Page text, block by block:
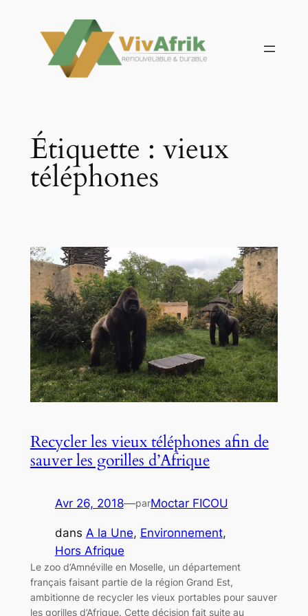
contenu
Étiquette : vieux
téléphones
Recycler les vieux téléphones afin de
sauver les gorilles d’Afrique
Avr 26, 2018—parMoctar FICOU
dans A la Une, Environnement
Hors Afrique
Le zoo d’Amnéville en Moselle, un département
français faisant partie de la région Grand Est,
ambitionne de recycler les vieux portables pour sauver
les gorilles d’Afrique. Cette décision fait suite au